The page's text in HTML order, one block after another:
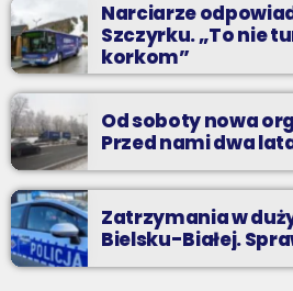
Narciarze
Szczyrku. „To nie
korkom”
Od soboty nowa
Przed nami dwa
Zatrzymania w
Bielsku-Białej.